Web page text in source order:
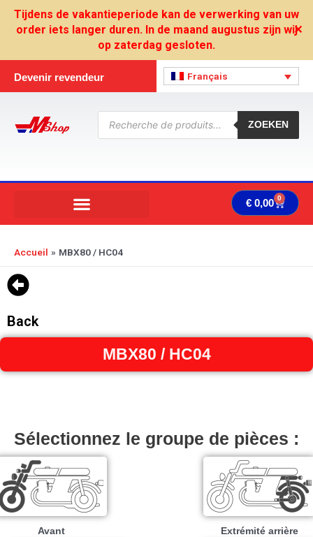
Tijdens de vakantieperiode kan de verwerking van uw
order iets langer duren. In de maand augustus zijn wij
op zaterdag gesloten.
✕
Devenir revendeur Français
Recherche
ZOEKEN
€ 0,00 0
Accueil MBX80 / HC04
Back
MBX80 / HC04
Sélectionnez le groupe de pièces :
Avant Extrémité arrière